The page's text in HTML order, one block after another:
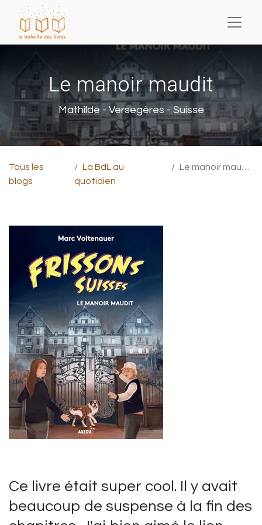
Le manoir maudit
Mathilde - Versegères - Suisse
Tous les
blogs
La BdL au
quotidien
Le manoir maudit
Ce livre était super cool. Il y avait
beaucoup de suspense à la fin des